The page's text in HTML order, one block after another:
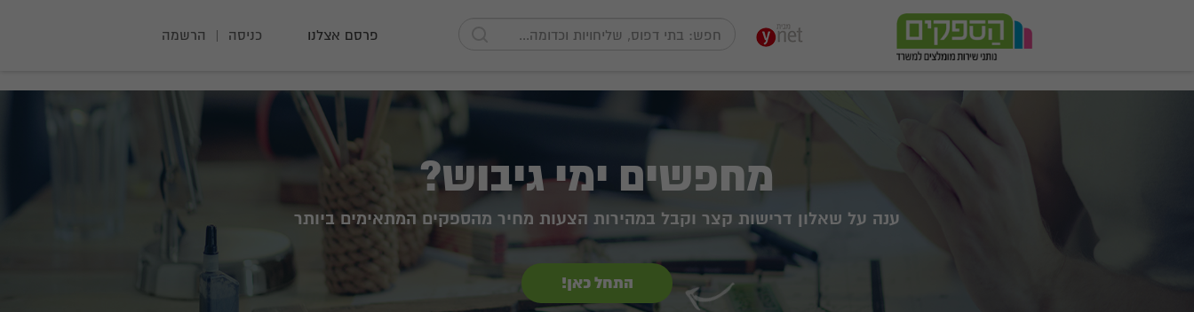
הרשמה | כניסה פרסם אצלנו
מחפשים ימי גיבוש?
ענה על שאלון דרישות קצר וקבל במהירות הצעות מחיר מהספקים המתאימים ביותר
התחל כאן!